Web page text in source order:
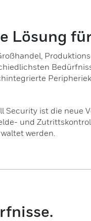
Lösung
ist die neue
und
werden.